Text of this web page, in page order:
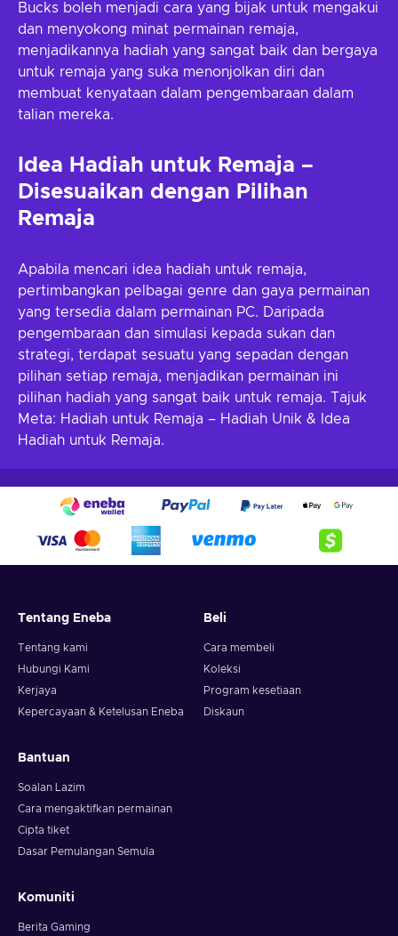
Bucks boleh menjadi cara yang bijak untuk mengakui
dan menyokong minat permainan remaja,
menjadikannya hadiah yang sangat baik dan bergaya
untuk remaja yang suka menonjolkan diri dan
membuat kenyataan dalam pengembaraan dalam
talian mereka.
Idea Hadiah untuk Remaja –
Disesuaikan dengan Pilihan
Remaja
Apabila mencari idea hadiah untuk remaja,
pertimbangkan pelbagai genre dan gaya permainan
yang tersedia dalam permainan PC. Daripada
pengembaraan dan simulasi kepada sukan dan
strategi, terdapat sesuatu yang sepadan dengan
pilihan setiap remaja, menjadikan permainan ini
pilihan hadiah yang sangat baik untuk remaja. Tajuk
Meta: Hadiah untuk Remaja – Hadiah Unik & Idea
Hadiah untuk Remaja.
Tentang Eneba
Tentang kami
Hubungi Kami
Kerjaya
Kepercayaan & Ketelusan Eneba
Beli
Cara membeli
Koleksi
Program kesetiaan
Diskaun
Bantuan
Soalan Lazim
Cara mengaktifkan permainan
Cipta tiket
Dasar Pemulangan Semula
Komuniti
Berita Gaming